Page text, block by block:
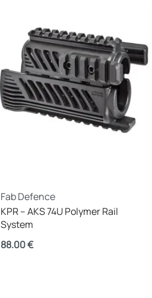
Fab Defence
KPR – AKS 74U Polymer Rail
System
88.00€